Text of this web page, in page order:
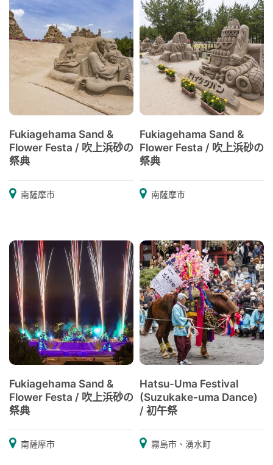
Fukiagehama Sand &
Flower Festa / 吹上浜砂の
祭典
南薩摩市
Fukiagehama Sand &
Flower Festa / 吹上浜砂の
祭典
南薩摩市
Fukiagehama Sand &
Flower Festa / 吹上浜砂の
祭典
南薩摩市
Hatsu-Uma Festival
(Suzukake-uma Dance)
/ 初午祭
霧島市、湧水町